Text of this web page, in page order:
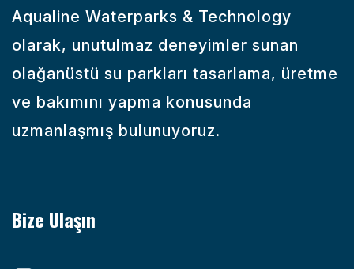
Aqualine Waterparks & Technology
olarak, unutulmaz deneyimler sunan
olağanüstü su parkları tasarlama, üretme
ve bakımını yapma konusunda
uzmanlaşmış bulunuyoruz.
Bize Ulaşın